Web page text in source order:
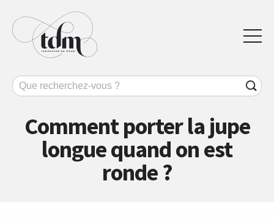
Comment porter la jupe
longue quand on est
ronde ?